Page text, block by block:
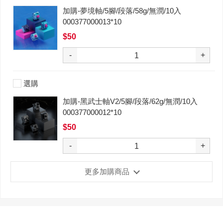
加購-夢境軸/5腳/段落/58g/無潤/10入
000377000013*10
$50
- +
選購
加購-黑武士軸V2/5腳/段落/62g/無潤/10入
000377000012*10
$50
- +
更多加購商品